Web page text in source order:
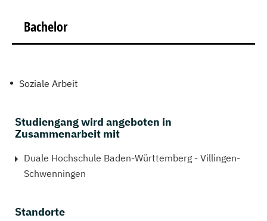
Bachelor
Soziale Arbeit
Studiengang wird angeboten in
Zusammenarbeit mit
Duale Hochschule Baden-Württemberg - Villingen-
Schwenningen
Standorte